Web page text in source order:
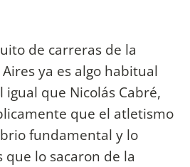
de carreras de la
ya es algo habitual
igual que Nicolás Cabré,
que el atletismo
fundamental y lo
lo sacaron de la